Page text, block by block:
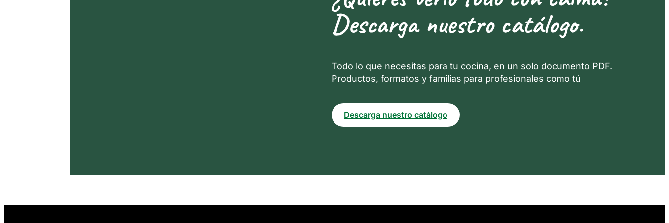
Descarga nuestro catálogo.
Todo lo que necesitas para tu cocina, en un solo documento PDF.
Productos, formatos y familias para profesionales como tú
Descarga nuestro catálogo